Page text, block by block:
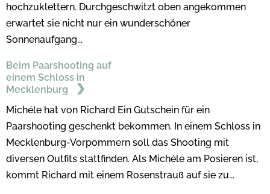
hochzuklettern. Durchgeschwitzt oben angekommen
erwartet sie nicht nur ein wunderschöner
Sonnenaufgang...
Beim Paarshooting auf
einem Schloss in
Mecklenburg
Michéle hat von Richard Ein Gutschein für ein
Paarshooting geschenkt bekommen. In einem Schloss in
Mecklenburg-Vorpommern soll das Shooting mit
diversen Outfits stattfinden. Als Michéle am Posieren ist,
kommt Richard mit einem Rosenstrauß auf sie zu...